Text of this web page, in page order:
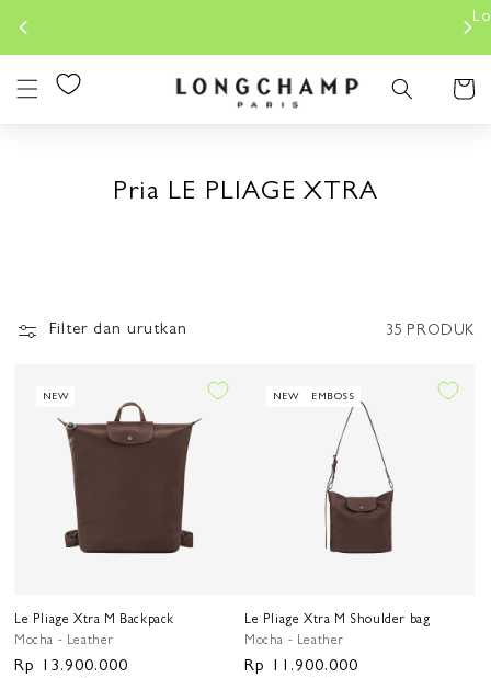
Longchamp.co.id is the sole OFFICIAL website for
Pria LE PLIAGE XTRA
Filter dan urutkan 35 PRODUK
NEW
Le Pliage Xtra M Backpack
Mocha - Leather
Harga
Rp 13.900.000
NEW EMBOSS
Le Pliage Xtra M Shoulder bag
Mocha - Leather
Harga
Rp 11.900.000